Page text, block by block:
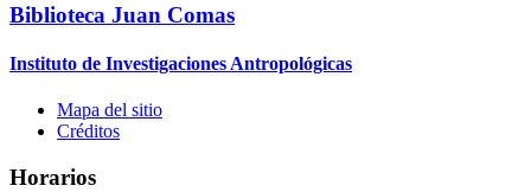
Biblioteca Juan Comas
Instituto de Investigaciones Antropológicas
Mapa del sitio
Créditos
Horarios